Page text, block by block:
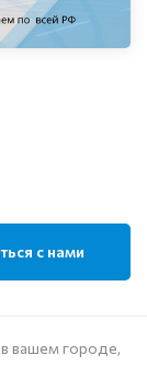
с нами
вашем городе,